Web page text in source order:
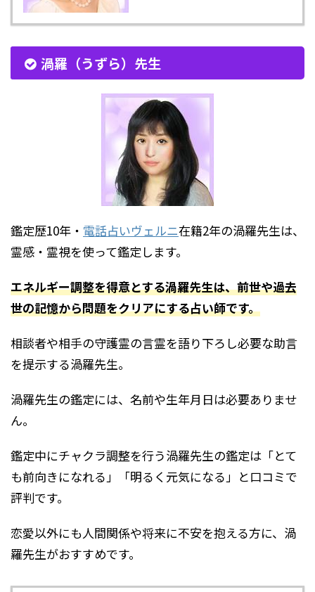
渦羅（うずら）先生
鑑定歴10年・ 電話占いヴェルニ在籍2年の渦羅先生は、
霊感・霊視を使って鑑定します。
エネルギー調整を得意とする渦羅先生は、前世や過去
世の記憶から問題をクリアにする占い師です。
相談者や相手の守護霊の言霊を語り下ろし必要な助言
を提示する渦羅先生。
渦羅先生の鑑定には、名前や生年月日は必要ありませ
ん。
鑑定中にチャクラ調整を行う渦羅先生の鑑定は「とて
も前向きになれる」「明るく元気になる」と口コミで
評判です。
恋愛以外にも人間関係や将来に不安を抱える方に、渦
羅先生がおすすめです。